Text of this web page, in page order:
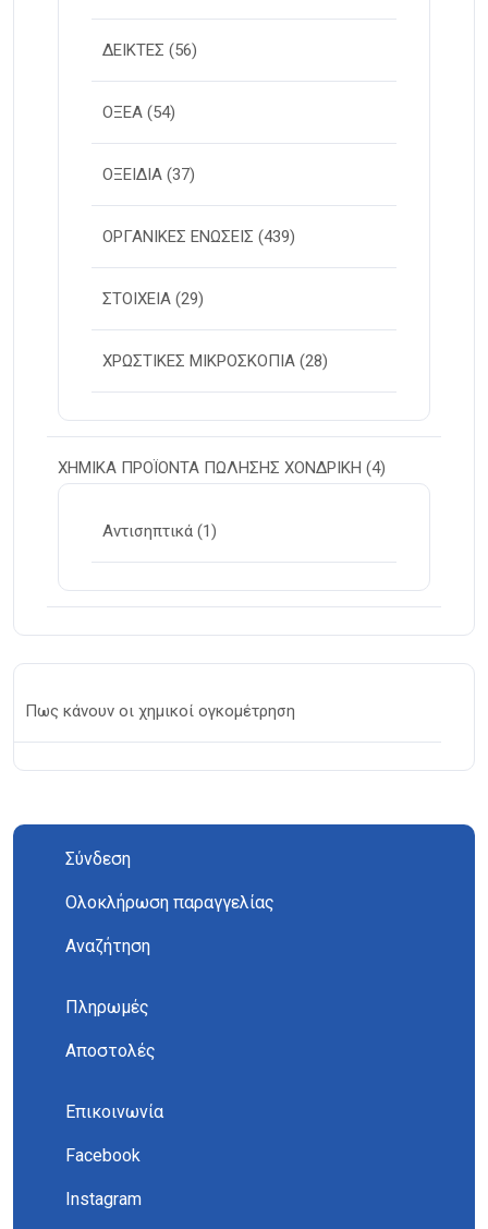
ΔΕΙΚΤΕΣ (56)
ΟΞΕΑ (54)
ΟΞΕΙΔΙΑ (37)
ΟΡΓΑΝΙΚΕΣ ΕΝΩΣΕΙΣ (439)
ΣΤΟΙΧΕΙΑ (29)
ΧΡΩΣΤΙΚΕΣ ΜΙΚΡΟΣΚΟΠΙΑ (28)
ΧΗΜΙΚΑ ΠΡΟΪΟΝΤΑ ΠΩΛΗΣΗΣ ΧΟΝΔΡΙΚΗ (4)
Αντισηπτικά (1)
Πως κάνουν οι χημικοί ογκομέτρηση
Σύνδεση
Ολοκλήρωση παραγγελίας
Αναζήτηση
Πληρωμές
Αποστολές
Επικοινωνία
Facebook
Instagram